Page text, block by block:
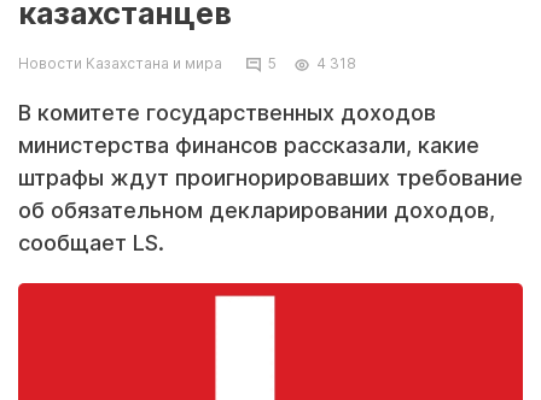
казахстанцев
Новости Казахстана и мира 5 4 318
В комитете государственных доходов
министерства финансов рассказали, какие
штрафы ждут проигнорировавших требование
об обязательном декларировании доходов,
сообщает LS.